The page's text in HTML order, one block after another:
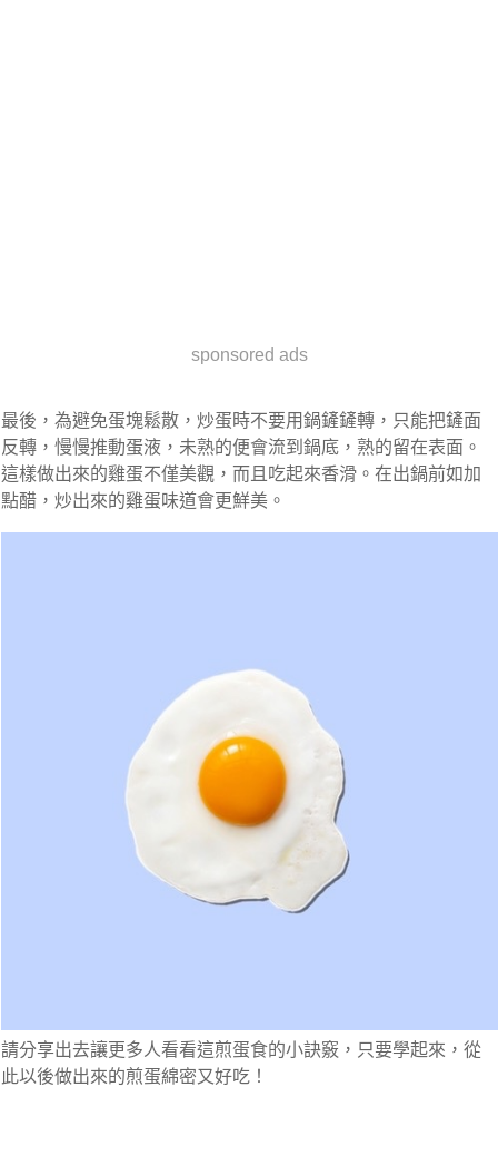
sponsored ads
最後，為避免蛋塊鬆散，炒蛋時不要用鍋鏟鏟轉，只能把鏟面
反轉，慢慢推動蛋液，未熟的便會流到鍋底，熟的留在表面。
這樣做出來的雞蛋不僅美觀，而且吃起來香滑。在出鍋前如加
點醋，炒出來的雞蛋味道會更鮮美。
請分享出去讓更多人看看這煎蛋食的小訣竅，只要學起來，從
此以後做出來的煎蛋綿密又好吃！